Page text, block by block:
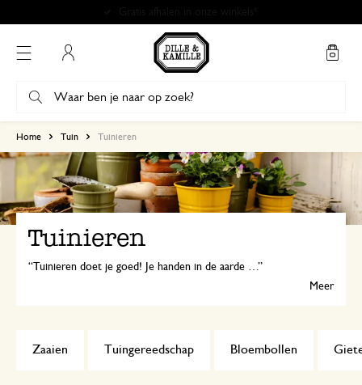
Home Tuin Tuinieren
Tuinieren
Tuinieren doet je goed! Je handen in de aarde en zien hoe alles groeit en bloeit… De dingen die ertoe doen.
Meer
Zaaien Tuingereedschap Bloembollen